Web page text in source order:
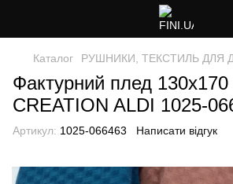
Каталог РУШНИКИ, ТЕКСТИЛЬ ДЛЯ
Фактурний плед
CREATION ALDI 1025-
Артикул: 1025-066463 Написати відгук